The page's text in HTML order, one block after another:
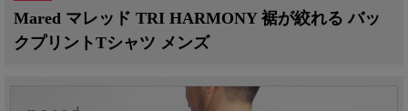
Mared マレッド TRI HARMONY 裾が絞れる バッ
クプリントTシャツ メンズ